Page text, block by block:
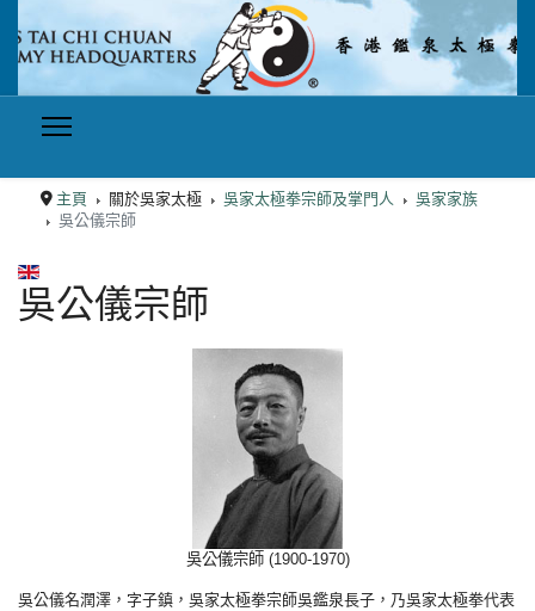
主頁 關於吳家太極 吳家太極拳宗師及掌門人
吳家家族
吳公儀宗師
選擇你的語言
吳公儀宗師
吳公儀宗師 (1900-1970)
吳公儀名潤澤，字子鎮，吳家太極拳宗師吳鑑泉長子，乃吳家太極拳代表